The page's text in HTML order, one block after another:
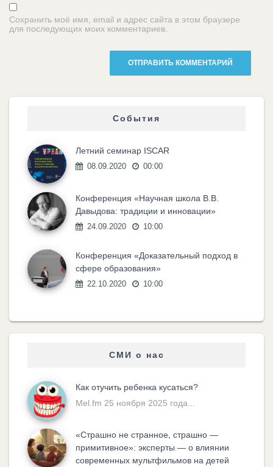
Сохранить моё имя, email и адрес сайта в этом браузере
для последующих моих комментариев.
События
Летний семинар ISCAR
08.09.2020 00:00
Конференция «Научная школа В.В.
Давыдова: традиции и инновации»
24.09.2020 10:00
Конференция «Доказательный подход в
сфере образования»
22.10.2020 10:00
СМИ о нас
Как отучить ребенка кусаться?
Mel.fm 25 ноября 2025 года...
«Cтрашно не странное, страшно —
примитивное»: эксперты — о влиянии
современных мультфильмов на детей